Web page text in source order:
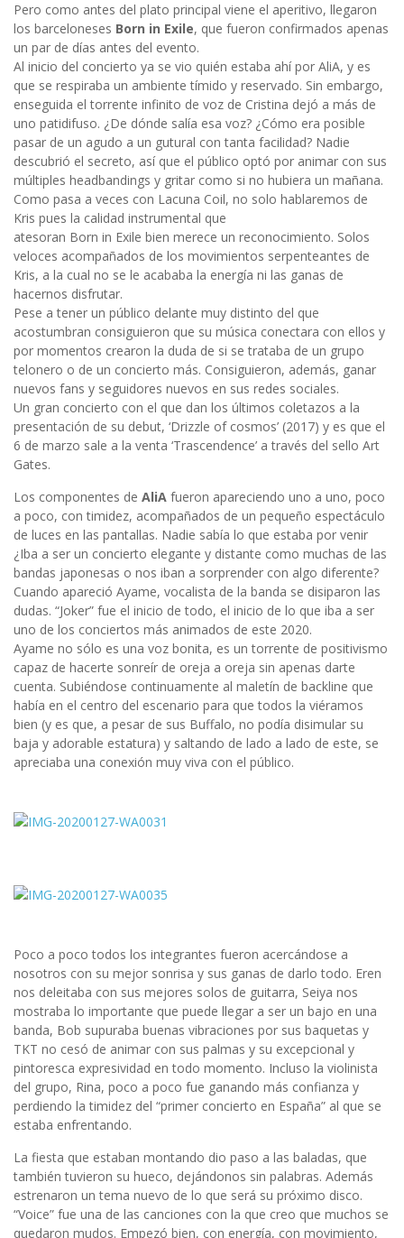
Pero como antes del plato principal viene el aperitivo, llegaron
los barceloneses Born in Exile, que fueron confirmados apenas
un par de días antes del evento.
Al inicio del concierto ya se vio quién estaba ahí por AliA, y es
que se respiraba un ambiente tímido y reservado. Sin embargo,
enseguida el torrente infinito de voz de Cristina dejó a más de
uno patidifuso. ¿De dónde salía esa voz? ¿Cómo era posible
pasar de un agudo a un gutural con tanta facilidad? Nadie
descubrió el secreto, así que el público optó por animar con sus
múltiples headbandings y gritar como si no hubiera un mañana.
Como pasa a veces con Lacuna Coil, no solo hablaremos de
Kris pues la calidad instrumental que
atesoran Born in Exile bien merece un reconocimiento. Solos
veloces acompañados de los movimientos serpenteantes de
Kris, a la cual no se le acababa la energía ni las ganas de
hacernos disfrutar.
Pese a tener un público delante muy distinto del que
acostumbran consiguieron que su música conectara con ellos y
por momentos crearon la duda de si se trataba de un grupo
telonero o de un concierto más. Consiguieron, además, ganar
nuevos fans y seguidores nuevos en sus redes sociales.
Un gran concierto con el que dan los últimos coletazos a la
presentación de su debut, ‘Drizzle of cosmos’ (2017) y es que el
6 de marzo sale a la venta ‘Trascendence’ a través del sello Art
Gates.
Los componentes de AliA fueron apareciendo uno a uno, poco
a poco, con timidez, acompañados de un pequeño espectáculo
de luces en las pantallas. Nadie sabía lo que estaba por venir
¿Iba a ser un concierto elegante y distante como muchas de las
bandas japonesas o nos iban a sorprender con algo diferente?
Cuando apareció Ayame, vocalista de la banda se disiparon las
dudas. “Joker” fue el inicio de todo, el inicio de lo que iba a ser
uno de los conciertos más animados de este 2020.
Ayame no sólo es una voz bonita, es un torrente de positivismo
capaz de hacerte sonreír de oreja a oreja sin apenas darte
cuenta. Subiéndose continuamente al maletín de backline que
había en el centro del escenario para que todos la viéramos
bien (y es que, a pesar de sus Buffalo, no podía disimular su
baja y adorable estatura) y saltando de lado a lado de este, se
apreciaba una conexión muy viva con el público.
Poco a poco todos los integrantes fueron acercándose a
nosotros con su mejor sonrisa y sus ganas de darlo todo. Eren
nos deleitaba con sus mejores solos de guitarra, Seiya nos
mostraba lo importante que puede llegar a ser un bajo en una
banda, Bob supuraba buenas vibraciones por sus baquetas y
TKT no cesó de animar con sus palmas y su excepcional y
pintoresca expresividad en todo momento. Incluso la violinista
del grupo, Rina, poco a poco fue ganando más confianza y
perdiendo la timidez del “primer concierto en España” al que se
estaba enfrentando.
La fiesta que estaban montando dio paso a las baladas, que
también tuvieron su hueco, dejándonos sin palabras. Además
estrenaron un tema nuevo de lo que será su próximo disco.
“Voice” fue una de las canciones con la que creo que muchos se
quedaron mudos. Empezó bien, con energía, con movimiento,